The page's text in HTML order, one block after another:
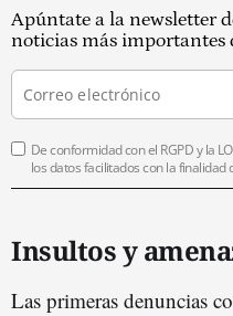
Apúntate a la newsletter
noticias más importantes
De conformidad con el RGPD y la
los datos facilitados con la
Insultos y
Las primeras denuncias